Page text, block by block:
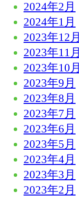
2024年2月
2024年1月
2023年12月
2023年11月
2023年10月
2023年9月
2023年8月
2023年7月
2023年6月
2023年5月
2023年4月
2023年3月
2023年2月